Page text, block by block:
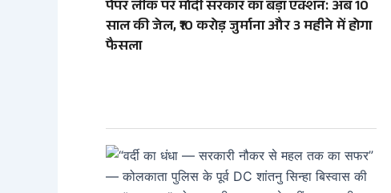
पेपर लीक पर मोदी सरकार का बड़ा एक्शन: अब 10
साल की जेल, ₹10 करोड़ जुर्माना और 3 महीने में होगा
फैसला